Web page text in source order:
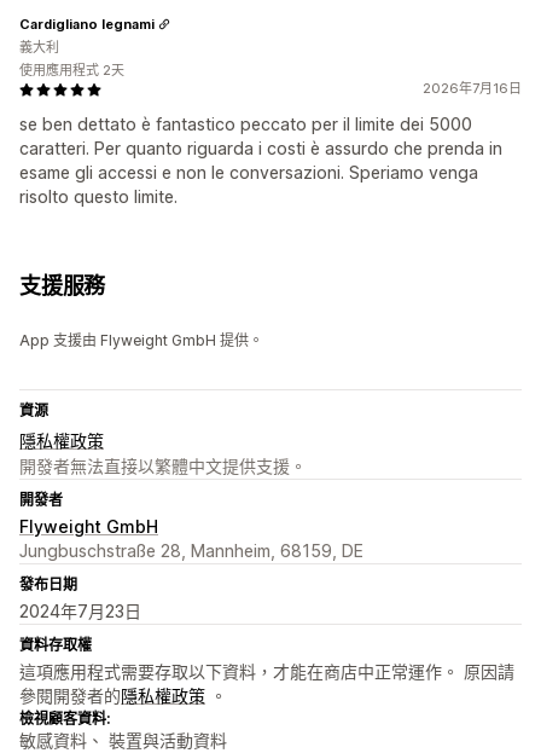
2026年7月16日
se ben dettato è fantastico peccato per il limite dei 5000
caratteri. Per quanto riguarda i costi è assurdo che prenda in
esame gli accessi e non le conversazioni. Speriamo venga
risolto questo limite.
Cardigliano legnami
義大利
使用應用程式 2天
支援服務
App 支援由 Flyweight GmbH 提供。
資源
隱私權政策
開發者無法直接以繁體中文提供支援。
開發者
Flyweight GmbH
Jungbuschstraße 28, Mannheim, 68159, DE
發布日期
2024年7月23日
資料存取權
這項應用程式需要存取以下資料，才能在商店中正常運作。 原因請
參閱開發者的隱私權政策 。
檢視顧客資料:
敏感資料、 裝置與活動資料